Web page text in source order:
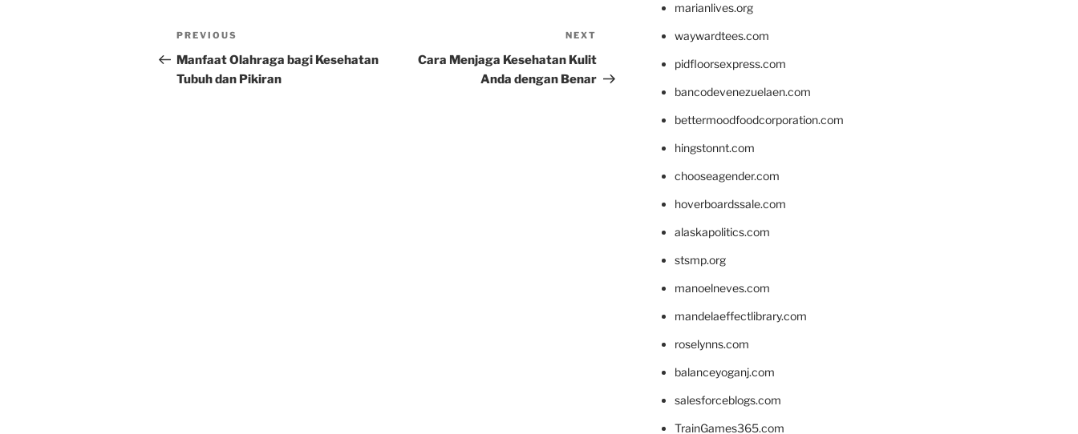
Post
navigation
Previous
Post
PREVIOUS
Manfaat Olahraga bagi Kesehatan
Tubuh dan Pikiran
Post
NEXT
Cara Menjaga Kesehatan Kulit
Anda dengan Benar
marianlives.org
waywardtees.com
pidfloorsexpress.com
bancodevenezuelaen.com
bettermoodfoodcorporation.com
hingstonnt.com
chooseagender.com
hoverboardssale.com
alaskapolitics.com
stsmp.org
manoelneves.com
mandelaeffectlibrary.com
roselynns.com
balanceyoganj.com
salesforceblogs.com
TrainGames365.com